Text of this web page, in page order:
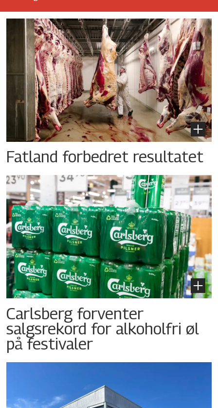
Fatland forbedret resultatet
Carlsberg forventer
salgsrekord for alkoholfri øl
på festivaler